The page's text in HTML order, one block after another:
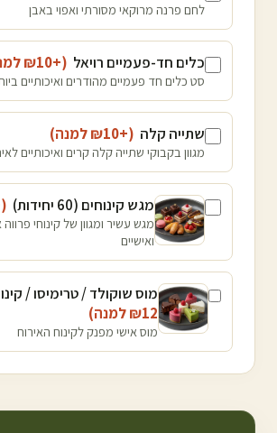
לחם פרנה מרוקאי מסורתי ואפוי באבן
כלים חד-פעמיים רויאל (+₪
10
סט כלים חד פעמיים מהודרים ואיכותיים
שתייה קלה (+₪
10 למנה)
מגוון בקבוקי שתייה קלה קרים ואיכותיים
מגש קינוחים (60 יחידות)
מגש עשיר ומגוון של קינוחי פרווה
ואישיים
מוס שוקולד / טרימיסו /
₪12 למנה)
מוס אישי מפנק לקינוח האירוח